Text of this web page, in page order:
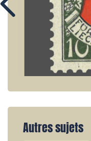
Autres sujets